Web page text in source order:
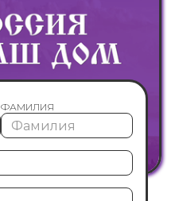
ФАМИЛИЯ